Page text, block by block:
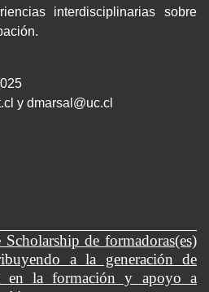
interdisciplinarias sobre
y dmarsal@uc.cl
de formadoras(es)
a la generación de
en la formación y apoyo a